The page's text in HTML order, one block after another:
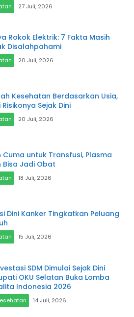
27 Juli, 2026
Rokok Elektrik: 7 Fakta Masih
Disalahpahami
20 Juli, 2026
Kesehatan Berdasarkan Usia,
Risikonya Sejak Dini
20 Juli, 2026
Cuma untuk Transfusi, Plasma
Bisa Jadi Obat
18 Juli, 2026
Dini Kanker Tingkatkan Peluang
15 Juli, 2026
SDM Dimulai Sejak Dini
OKU Selatan Buka Lomba
Indonesia 2026
14 Juli, 2026